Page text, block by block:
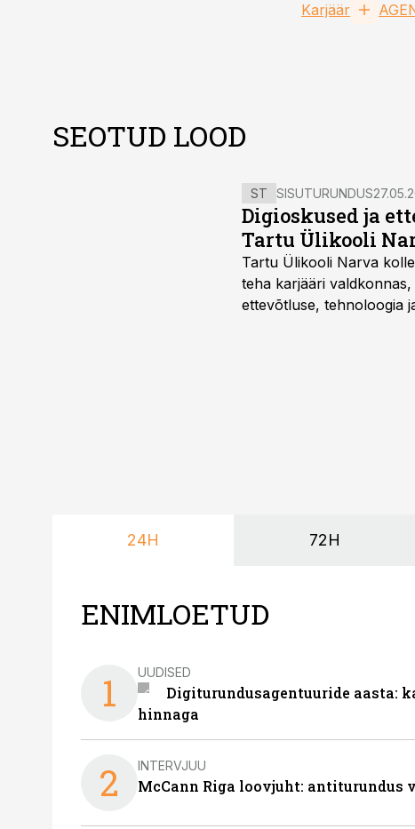
Karjäär
SEOTUD LOOD
ST SISUTURUNDUS
Digioskused ja
Tartu Ülikooli
Tartu Ülikooli Narva
teha karjääri
ettevõtluse, tehnoloogia
24H 72H
ENIMLOETUD
1 UUDISED
Digiturundusagentuuride aasta:
hinnaga
2 INTERVJUU
McCann Riga loovjuht: antiturundus